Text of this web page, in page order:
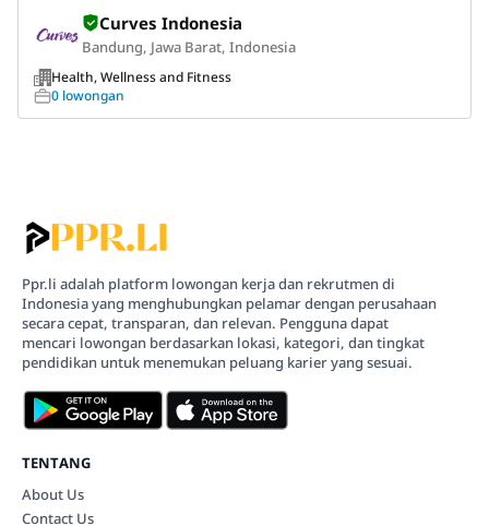
Curves Indonesia
Bandung, Jawa Barat, Indonesia
Health, Wellness and Fitness
0 lowongan
Ppr.li adalah platform lowongan kerja dan rekrutmen di
Indonesia yang menghubungkan pelamar dengan perusahaan
secara cepat, transparan, dan relevan. Pengguna dapat
mencari lowongan berdasarkan lokasi, kategori, dan tingkat
pendidikan untuk menemukan peluang karier yang sesuai.
TENTANG
About Us
Contact Us